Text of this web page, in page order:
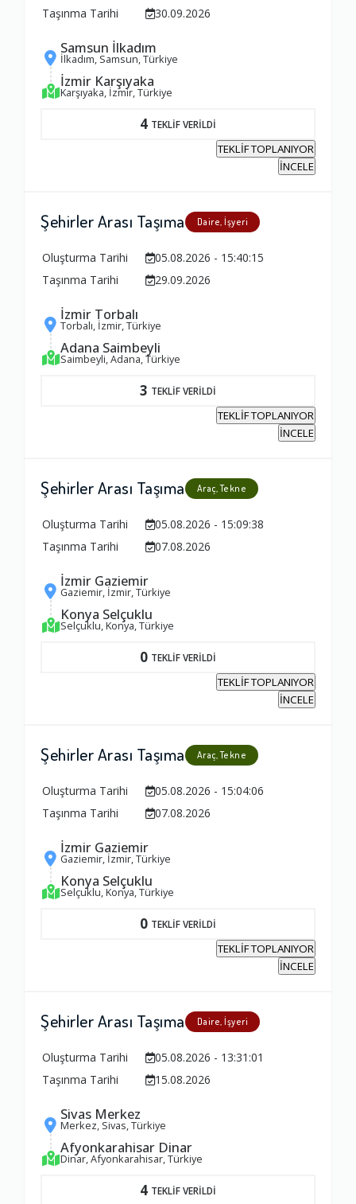
Taşınma Tarihi
30.09.2026
Samsun İlkadım
İlkadım, Samsun, Türkiye
İzmir Karşıyaka
Karşıyaka, İzmir, Türkiye
4 TEKLİF VERİLDİ
TEKLİF TOPLANIYOR
İNCELE
Şehirler Arası Taşıma Daire, İşyeri
Oluşturma Tarihi
05.08.2026 - 15:40:15
Taşınma Tarihi
29.09.2026
İzmir Torbalı
Torbalı, İzmir, Türkiye
Adana Saimbeyli
Saimbeyli, Adana, Türkiye
3 TEKLİF VERİLDİ
TEKLİF TOPLANIYOR
İNCELE
Şehirler Arası Taşıma Araç, Tekne
Oluşturma Tarihi
05.08.2026 - 15:09:38
Taşınma Tarihi
07.08.2026
İzmir Gaziemir
Gaziemir, İzmir, Türkiye
Konya Selçuklu
Selçuklu, Konya, Türkiye
0 TEKLİF VERİLDİ
TEKLİF TOPLANIYOR
İNCELE
Şehirler Arası Taşıma Araç, Tekne
Oluşturma Tarihi
05.08.2026 - 15:04:06
Taşınma Tarihi
07.08.2026
İzmir Gaziemir
Gaziemir, İzmir, Türkiye
Konya Selçuklu
Selçuklu, Konya, Türkiye
0 TEKLİF VERİLDİ
TEKLİF TOPLANIYOR
İNCELE
Şehirler Arası Taşıma Daire, İşyeri
Oluşturma Tarihi
05.08.2026 - 13:31:01
Taşınma Tarihi
15.08.2026
Sivas Merkez
Merkez, Sivas, Türkiye
Afyonkarahisar Dinar
Dinar, Afyonkarahisar, Türkiye
4 TEKLİF VERİLDİ
Ambalajlama Hizmeti
Firma ile İletişim
Zamanlama